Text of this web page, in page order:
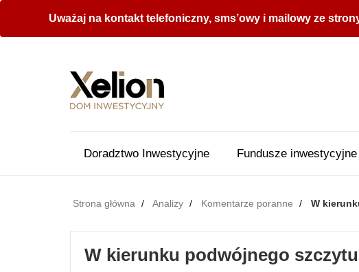
Uważaj na kontakt telefoniczny, sms’owy i mailowy ze
Doradztwo Inwestycyjne Fundusze inwestycyjne
Strona główna Analizy Komentarze poranne W
W kierunku podwójnego